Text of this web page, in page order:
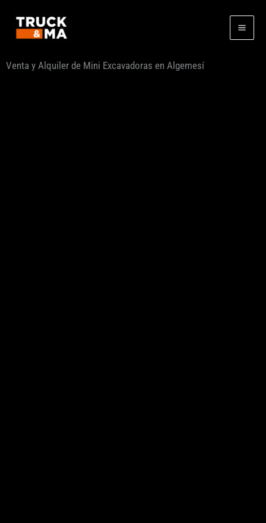
contenido
Venta y Alquiler de Mini Excavadoras en Algemesí